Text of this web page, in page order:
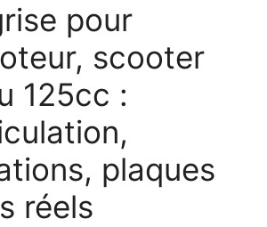
pour
scooter
125cc :
plaques
réels